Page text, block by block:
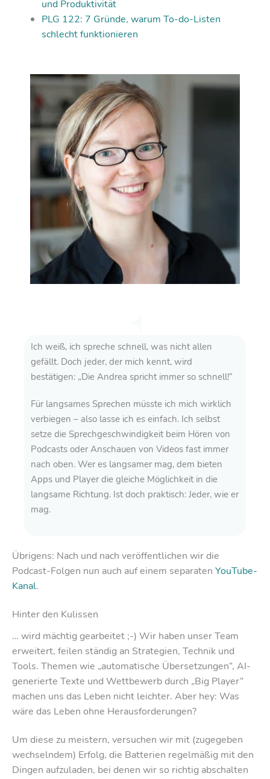
und Produktivität
PLG 122: 7 Gründe, warum To-do-Listen
schlecht funktionieren
Ich weiß, ich spreche schnell, was nicht allen
gefällt. Doch jeder, der mich kennt, wird
bestätigen: „Die Andrea spricht immer so schnell!“
Für langsames Sprechen müsste ich mich wirklich
verbiegen – also lasse ich es einfach. Ich selbst
setze die Sprechgeschwindigkeit beim Hören von
Podcasts oder Anschauen von Videos fast immer
nach oben. Wer es langsamer mag, dem bieten
Apps und Player die gleiche Möglichkeit in die
langsame Richtung. Ist doch praktisch: Jeder, wie er
mag.
Übrigens: Nach und nach veröffentlichen wir die
Podcast-Folgen nun auch auf einem separaten YouTube-
Kanal.
Hinter den Kulissen
… wird mächtig gearbeitet ;-) Wir haben unser Team
erweitert, feilen ständig an Strategien, Technik und
Tools. Themen wie „automatische Übersetzungen“, AI-
generierte Texte und Wettbewerb durch „Big Player“
machen uns das Leben nicht leichter. Aber hey: Was
wäre das Leben ohne Herausforderungen?
Um diese zu meistern, versuchen wir mit (zugegeben
wechselndem) Erfolg, die Batterien regelmäßig mit den
Dingen aufzuladen, bei denen wir so richtig abschalten